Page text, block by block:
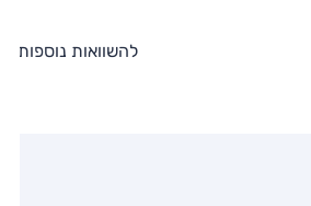
להשוואות נוספות